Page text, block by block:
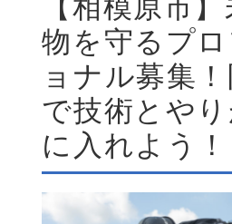
【相模原市
物を守るプ
ョナル募集
で技術とや
に入れよう！